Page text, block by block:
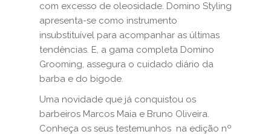
com excesso de oleosidade. Domino Styling
apresenta-se como instrumento
insubstituível para acompanhar as últimas
tendências. E, a gama completa Domino
Grooming, assegura o cuidado diário da
barba e do bigode.
Uma novidade que já conquistou os
barbeiros Marcos Maia e Bruno Oliveira.
Conheça os seus testemunhos na edição nº